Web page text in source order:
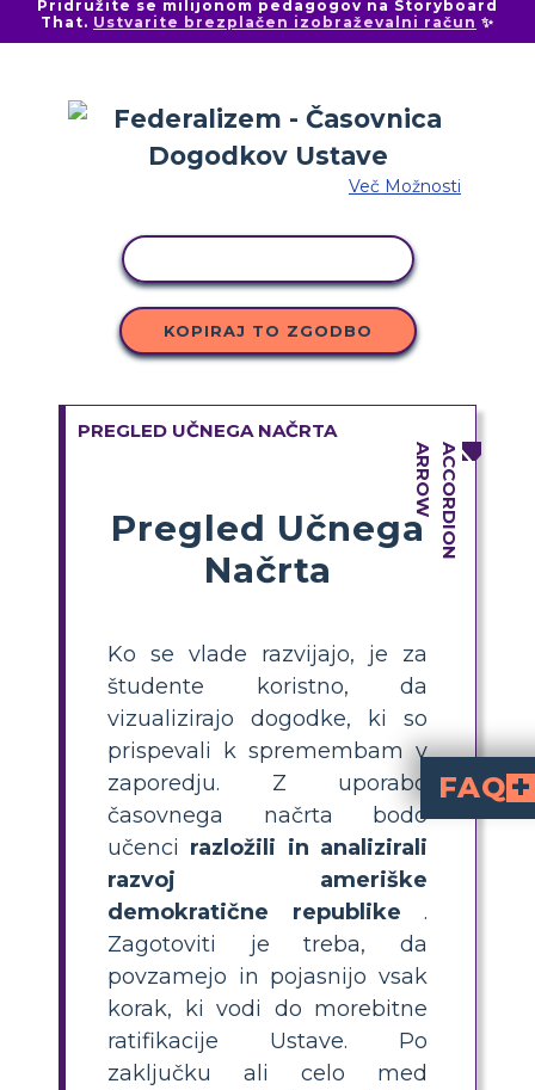
Pridružite se milijonom pedagogov na Storyboard
That. Ustvarite brezplačen izobraževalni račun ✨
Več Možnosti
KOPIRAJ TO ZGODBO
PREGLED UČNEGA NAČRTA
Pregled Učnega
Načrta
Ko se vlade razvijajo, je za
študente koristno, da
vizualizirajo dogodke, ki so
prispevali k spremembam v
zaporedju. Z uporabo
časovnega načrta bodo
učenci razložili in analizirali
razvoj ameriške
demokratične republike .
Zagotoviti je treba, da
povzamejo in pojasnijo vsak
korak, ki vodi do morebitne
ratifikacije Ustave. Po
zaključku ali celo med
FAQ